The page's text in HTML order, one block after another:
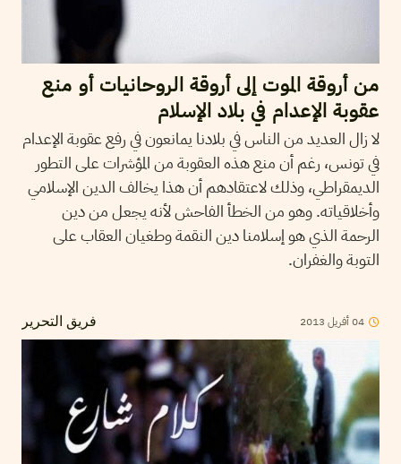
من أروقة الموت إلى أروقة الروحانيات أو منع
عقوبة الإعدام في بلاد الإسلام
لا زال العديد من الناس في بلادنا يمانعون في رفع عقوبة الإعدام
في تونس، رغم أن منع هذه العقوبة من المؤشرات على التطور
الديمقراطي، وذلك لاعتقادهم أن هذا يخالف الدين الإسلامي
وأخلاقياته. وهو من الخطأ الفاحش لأنه يجعل من دين
الرحمة الذي هو إسلامنا دين النقمة وطغيان العقاب على
التوبة والغفران.
فريق التحرير 04أفريل 2013